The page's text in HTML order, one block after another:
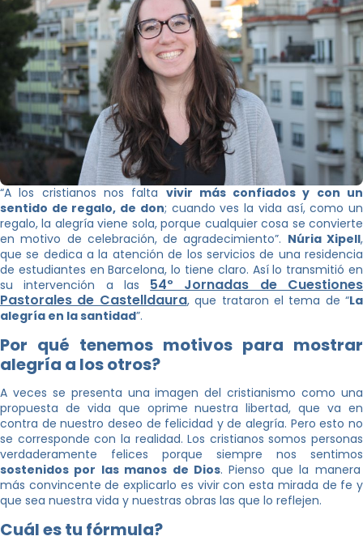
“A los cristianos nos falta vivir más confiados y con un
sentido de regalo, de don; cuando ves la vida así, como un
regalo, la alegría viene sola, porque cualquier cosa se convierte
en motivo de celebración, de agradecimiento”. Núria Xipell,
que se dedica a la atención de los servicios de una residencia
de estudiantes en Barcelona, lo tiene claro. Así lo transmitió en
su intervención a las 54º Jornadas de Cuestiones
Pastorales de Castelldaura, que trataron el tema de “La
alegría en la santidad”.
Por qué tenemos motivos para mostrar
alegría a los otros?
A veces se presenta una imagen del cristianismo como una
propuesta de vida que oprime nuestra libertad, que va en
contra de nuestro deseo de felicidad y de alegría. Pero esto no
se corresponde con la realidad. Los cristianos somos personas
verdaderamente felices porque siempre nos sentimos
sostenidos por las manos de Dios. Pienso que la manera
más convincente de explicarlo es vivir con esta mirada de fe y
que sea nuestra vida y nuestras obras las que lo reflejen.
Cuál es tu fórmula?